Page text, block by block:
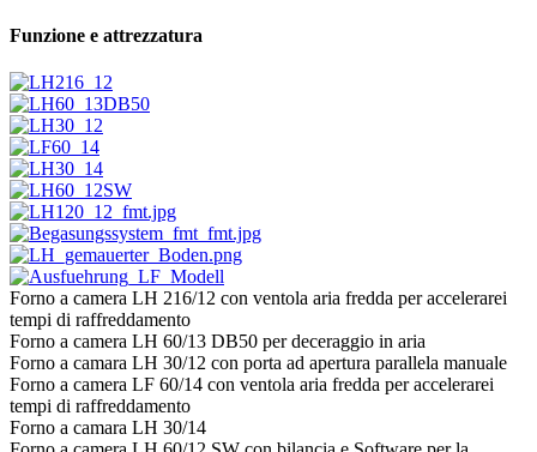
Funzione e attrezzatura
Forno a camera LH 216/12 con ventola aria fredda per accelerarei
tempi di raffreddamento
Forno a camera LH 60/13 DB50 per deceraggio in aria
Forno a camara LH 30/12 con porta ad apertura parallela manuale
Forno a camera LF 60/14 con ventola aria fredda per accelerarei
tempi di raffreddamento
Forno a camara LH 30/14